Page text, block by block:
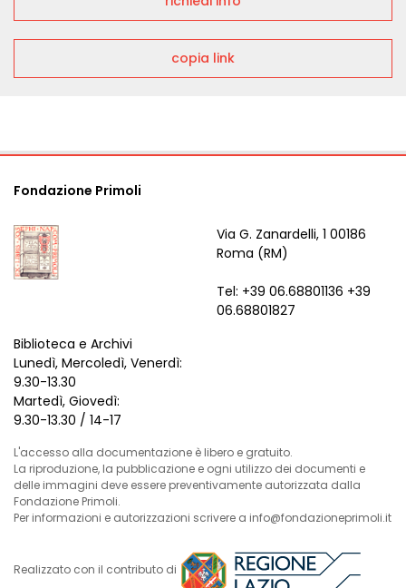
copia link
Fondazione Primoli
Via G. Zanardelli, 1 00186
Roma (RM)
Tel: +39 06.68801136 +39
06.68801827
Biblioteca e Archivi
Lunedì, Mercoledì, Venerdì:
9.30-13.30
Martedì, Giovedì:
9.30-13.30 / 14-17
L'accesso alla documentazione è libero e gratuito.
La riproduzione, la pubblicazione e ogni utilizzo dei documenti e
delle immagini deve essere preventivamente autorizzata dalla
Fondazione Primoli.
Per informazioni e autorizzazioni scrivere a info@fondazioneprimoli.it
Realizzato con il contributo di